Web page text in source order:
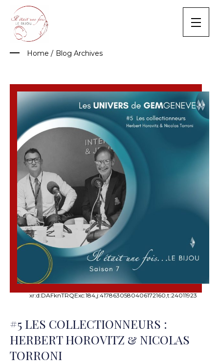
content
Home / Blog Archives
xr:d:DAFknTRQExc:184,j:4178630580406172160,t:24011923
#5 LES COLLECTIONNEURS :
HERBERT HOROVITZ & NICOLAS
TORRONI